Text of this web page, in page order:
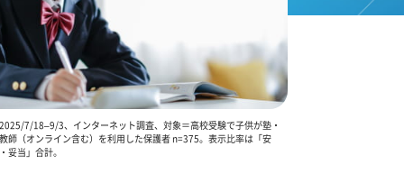
7/18–9/3、インターネット調査、対象＝高校受験で子供が塾・
師（オンライン含む）を利用した保護者 n=375。表示比率は「安
妥当」合計。